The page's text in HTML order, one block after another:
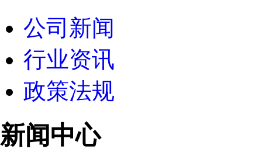
公司新闻
行业资讯
政策法规
新闻中心